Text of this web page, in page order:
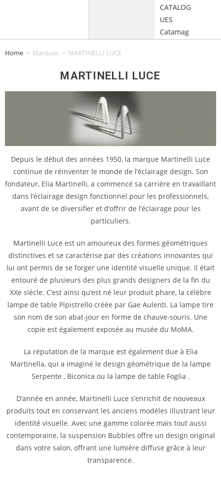
CATALOG
UES
Catamag
Home > Marques > MARTINELLI LUCE
MARTINELLI LUCE
Depuis le début des années 1950, la marque Martinelli Luce
continue de réinventer le monde de l’éclairage design. Son
fondateur, Elia Martinelli, a commencé sa carrière en travaillant
dans l’éclairage design fonctionnel pour les professionnels,
avant de se diversifier et d’offrir de l’éclairage pour les
particuliers.
Martinelli Luce est un amoureux des formes géométriques
distinctives et se caractérise par des créations innovantes qui
lui ont permis de se forger une identité visuelle unique. Il était
entouré de plusieurs des plus grands designers de la fin du
XXe siècle. C’est ainsi qu’est né leur produit phare, la célèbre
lampe de table Pipistrello créée par Gae Aulenti. La lampe tire
son nom de son abat-jour en forme de chauve-souris. Une
copie est également exposée au musée du MoMA.
La réputation de la marque est également due à Elia
Martinella, qui a imaginé le design géométrique de la lampe
Serpente , Biconica ou la lampe de table Foglia .
D’année en année, Martinelli Luce s’enrichit de nouveaux
produits tout en conservant les anciens modèles illustrant leur
identité visuelle. Avec une gamme colorée mais tout aussi
contemporaine, la suspension Bubbles offre un design original
dans votre salon, offrant une lumière diffuse grâce à leur
transparence.